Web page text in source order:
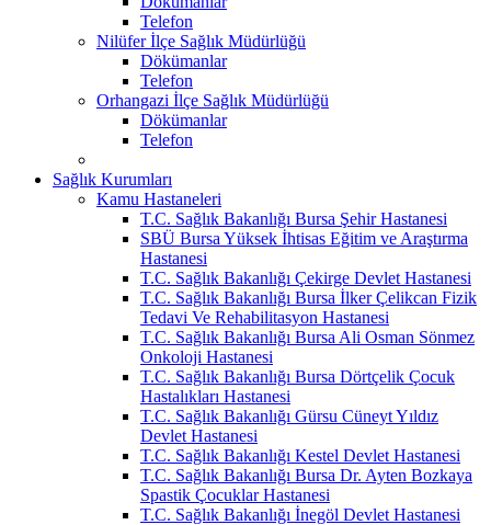
Telefon
Nilüfer İlçe Sağlık Müdürlüğü
Dökümanlar
Telefon
Orhangazi İlçe Sağlık Müdürlüğü
Dökümanlar
Telefon
Sağlık Kurumları
Kamu Hastaneleri
T.C. Sağlık Bakanlığı Bursa Şehir Hastanesi
SBÜ Bursa Yüksek İhtisas Eğitim ve Araştırma
Hastanesi
T.C. Sağlık Bakanlığı Çekirge Devlet Hastanesi
T.C. Sağlık Bakanlığı Bursa İlker Çelikcan Fizik
Tedavi Ve Rehabilitasyon Hastanesi
T.C. Sağlık Bakanlığı Bursa Ali Osman Sönmez
Onkoloji Hastanesi
T.C. Sağlık Bakanlığı Bursa Dörtçelik Çocuk
Hastalıkları Hastanesi
T.C. Sağlık Bakanlığı Gürsu Cüneyt Yıldız
Devlet Hastanesi
T.C. Sağlık Bakanlığı Kestel Devlet Hastanesi
T.C. Sağlık Bakanlığı Bursa Dr. Ayten Bozkaya
Spastik Çocuklar Hastanesi
T.C. Sağlık Bakanlığı İnegöl Devlet Hastanesi